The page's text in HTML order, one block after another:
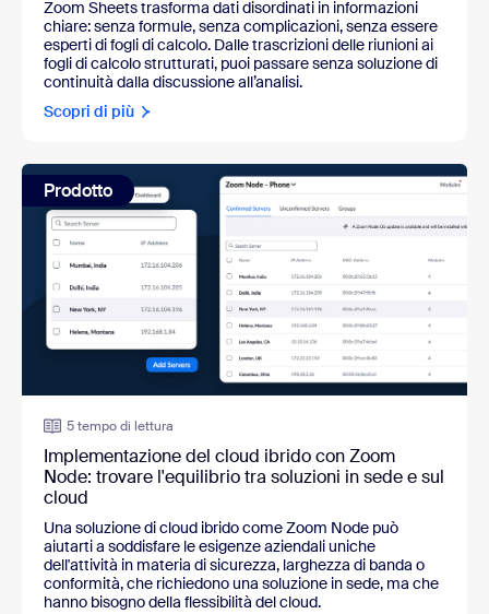
Zoom Sheets trasforma dati disordinati in informazioni
chiare: senza formule, senza complicazioni, senza essere
esperti di fogli di calcolo. Dalle trascrizioni delle riunioni ai
fogli di calcolo strutturati, puoi passare senza soluzione di
continuità dalla discussione all’analisi.
Scopri di più
Prodotto
5 tempo di lettura
Implementazione del cloud ibrido con Zoom
Node: trovare l'equilibrio tra soluzioni in sede e sul
cloud
Una soluzione di cloud ibrido come Zoom Node può
aiutarti a soddisfare le esigenze aziendali uniche
dell'attività in materia di sicurezza, larghezza di banda o
conformità, che richiedono una soluzione in sede, ma che
hanno bisogno della flessibilità del cloud.